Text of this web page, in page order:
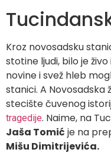
Kroz novosadsku
stotine ljudi, bilo je
novine i svež hleb
stanici. A Novosadska
stecište čuvenog
tragedije. Naime, na
Jaša Tomić je na
Mišu Dimitrijevića.